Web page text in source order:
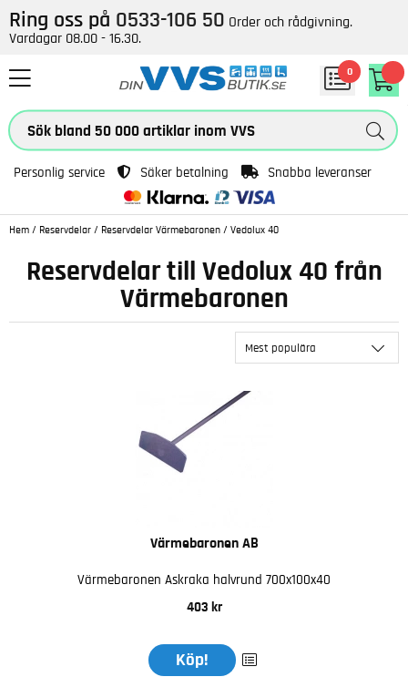
Ring oss på 0533-106 50 Order och rådgivning.
Vardagar 08.00 - 16.30.
0
Personlig service Säker betalning Snabba leveranser
Hem / Reservdelar / Reservdelar Värmebaronen / Vedolux 40
Reservdelar till Vedolux 40 från
Värmebaronen
Mest populära
Värmebaronen AB
Värmebaronen Askraka halvrund 700x100x40
403 kr
Köp!